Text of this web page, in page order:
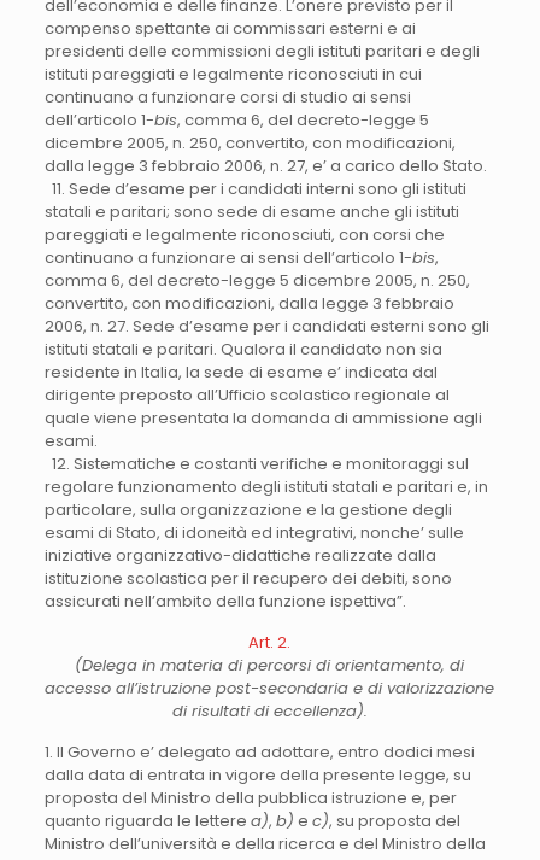
dell’economia e delle finanze. L’onere previsto per il
compenso spettante ai commissari esterni e ai
presidenti delle commissioni degli istituti paritari e degli
istituti pareggiati e legalmente riconosciuti in cui
continuano a funzionare corsi di studio ai sensi
dell’articolo 1-bis, comma 6, del decreto-legge 5
dicembre 2005, n. 250, convertito, con modificazioni,
dalla legge 3 febbraio 2006, n. 27, e’ a carico dello Stato.
11. Sede d’esame per i candidati interni sono gli istituti
statali e paritari; sono sede di esame anche gli istituti
pareggiati e legalmente riconosciuti, con corsi che
continuano a funzionare ai sensi dell’articolo 1-bis,
comma 6, del decreto-legge 5 dicembre 2005, n. 250,
convertito, con modificazioni, dalla legge 3 febbraio
2006, n. 27. Sede d’esame per i candidati esterni sono gli
istituti statali e paritari. Qualora il candidato non sia
residente in Italia, la sede di esame e’ indicata dal
dirigente preposto all’Ufficio scolastico regionale al
quale viene presentata la domanda di ammissione agli
esami.
12. Sistematiche e costanti verifiche e monitoraggi sul
regolare funzionamento degli istituti statali e paritari e, in
particolare, sulla organizzazione e la gestione degli
esami di Stato, di idoneità ed integrativi, nonche’ sulle
iniziative organizzativo-didattiche realizzate dalla
istituzione scolastica per il recupero dei debiti, sono
assicurati nell’ambito della funzione ispettiva”.
Art. 2.
(Delega in materia di percorsi di orientamento, di
accesso all’istruzione post-secondaria e di valorizzazione
di risultati di eccellenza).
1. Il Governo e’ delegato ad adottare, entro dodici mesi
dalla data di entrata in vigore della presente legge, su
proposta del Ministro della pubblica istruzione e, per
quanto riguarda le lettere a), b) e c), su proposta del
Ministro dell’università e della ricerca e del Ministro della